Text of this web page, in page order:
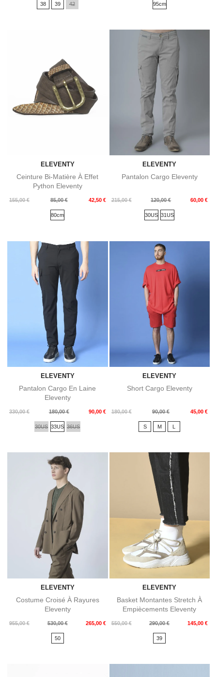
38 39 42 95cm
ELEVENTY
Ceinture Bi-Matière À Effet
Python Eleventy
155,00 €
Prix
85,00 € 42,50 €
Prix
80cm
ELEVENTY
Pantalon Cargo Eleventy
215,00 €
Prix
120,00 € 60,00 €
Prix
30US 31US
ELEVENTY
Pantalon Cargo En Laine
Eleventy
330,00 €
Prix
180,00 € 90,00 €
Prix
30US 33US 36US
ELEVENTY
Short Cargo Eleventy
180,00 €
Prix
90,00 € 45,00 €
Prix
S M L
ELEVENTY
Costume Croisé À Rayures
Eleventy
955,00 €
Prix
530,00 € 265,00 €
Prix
50
ELEVENTY
Basket Montantes Stretch À
Empiècements Eleventy
550,00 €
Prix
290,00 € 145,00 €
Prix
39